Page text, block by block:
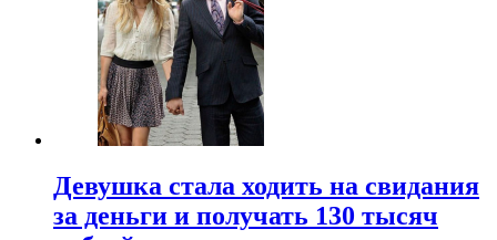
Девушка стала ходить на свидания
за деньги и получать 130 тысяч